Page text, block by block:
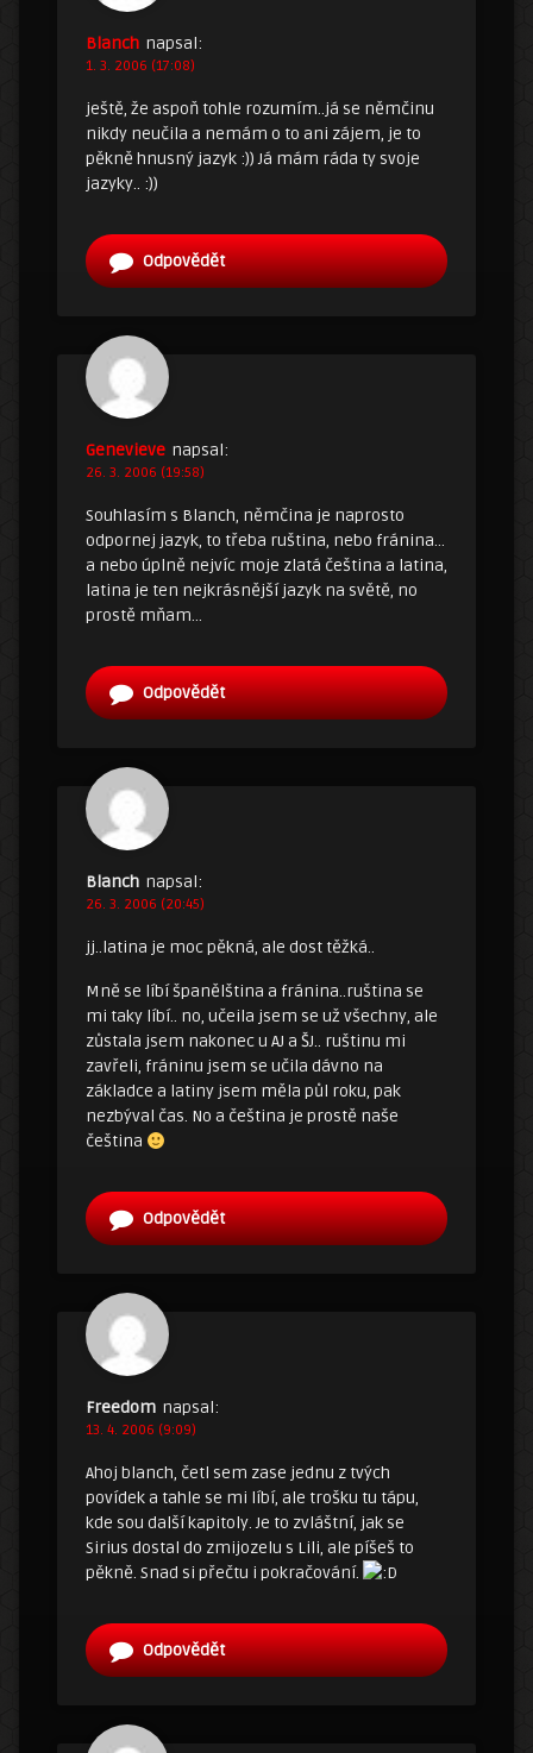
Blanch napsal:
1. 3. 2006 (17:08)
ještě, že aspoň tohle rozumím..já se němčinu
nikdy neučila a nemám o to ani zájem, je to
pěkně hnusný jazyk :)) Já mám ráda ty svoje
jazyky.. :))
Odpovědět
Genevieve napsal:
26. 3. 2006 (19:58)
Souhlasím s Blanch, němčina je naprosto
odpornej jazyk, to třeba ruština, nebo fránina…
a nebo úplně nejvíc moje zlatá čeština a latina,
latina je ten nejkrásnější jazyk na světě, no
prostě mňam…
Odpovědět
Blanch napsal:
26. 3. 2006 (20:45)
jj..latina je moc pěkná, ale dost těžká..
Mně se líbí španělština a fránina..ruština se
mi taky líbí.. no, učeila jsem se už všechny, ale
zůstala jsem nakonec u AJ a ŠJ.. ruštinu mi
zavřeli, fráninu jsem se učila dávno na
základce a latiny jsem měla půl roku, pak
nezbýval čas. No a čeština je prostě naše
čeština
Odpovědět
Freedom napsal:
13. 4. 2006 (9:09)
Ahoj blanch, četl sem zase jednu z tvých
povídek a tahle se mi líbí, ale trošku tu tápu,
kde sou další kapitoly. Je to zvláštní, jak se
Sirius dostal do zmijozelu s Lili, ale píšeš to
pěkně. Snad si přečtu i pokračování.
Odpovědět